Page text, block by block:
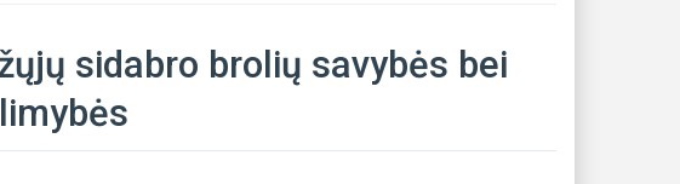
sidabro brolių savybės bei